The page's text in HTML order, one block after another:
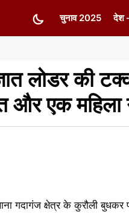
चुनाव 2025 देश
लोडर की
और एक
गदागंज क्षेत्र के कुरौली